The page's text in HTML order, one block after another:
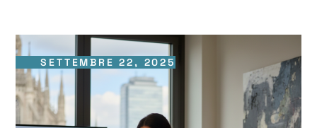
SETTEMBRE 22, 2025